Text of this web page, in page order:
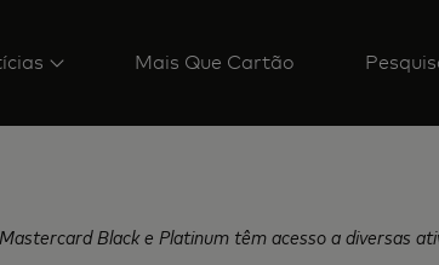
Mais Que Cartão
Black e Platinum têm acesso a diversas